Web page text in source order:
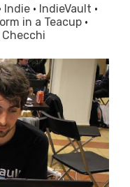
Indie · IndieVault ·
in a Teacup ·
Checchi